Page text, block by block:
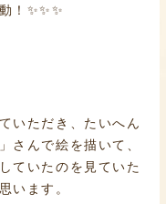
！✨✨✨
いただき、たいへん
さんで絵を描いて、
ていたのを見ていた
います。